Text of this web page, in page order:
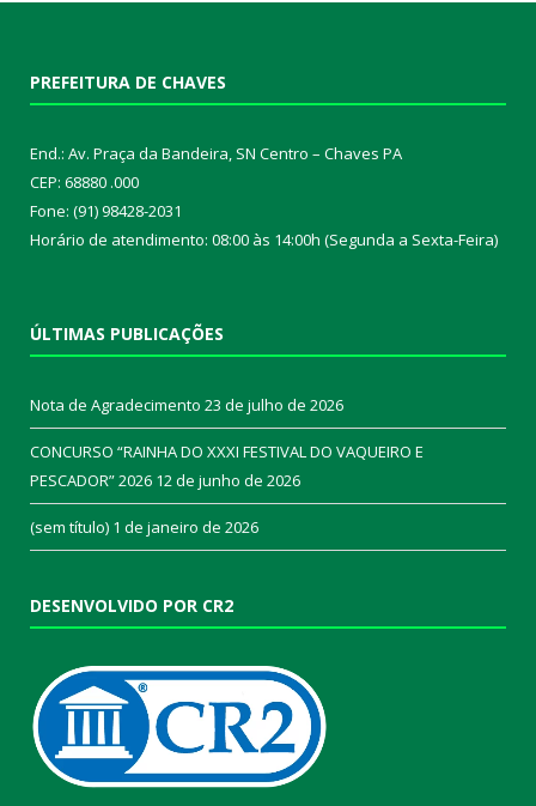
PREFEITURA DE CHAVES
End.: Av. Praça da Bandeira, SN Centro – Chaves PA
CEP: 68880 .000
Fone: (91) 98428-2031
Horário de atendimento: 08:00 às 14:00h (Segunda a Sexta-Feira)
ÚLTIMAS PUBLICAÇÕES
Nota de Agradecimento 23 de julho de 2026
CONCURSO “RAINHA DO XXXI FESTIVAL DO VAQUEIRO E
PESCADOR” 2026 12 de junho de 2026
(sem título) 1 de janeiro de 2026
DESENVOLVIDO POR CR2